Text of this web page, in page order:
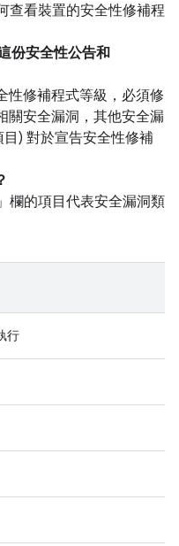
查看裝置的安全性修補程
份安全性公告和
性修補程式等級，必須修
關安全漏洞，其他安全漏
) 對於宣告安全性修補
欄的項目代表安全漏洞類
行